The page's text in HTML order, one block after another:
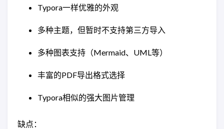
Typora一样优雅的外观
多种主题，但暂时不支持第三方导入
多种图表支持（Mermaid、UML等）
丰富的PDF导出格式选择
Typora相似的强大图片管理
缺点：